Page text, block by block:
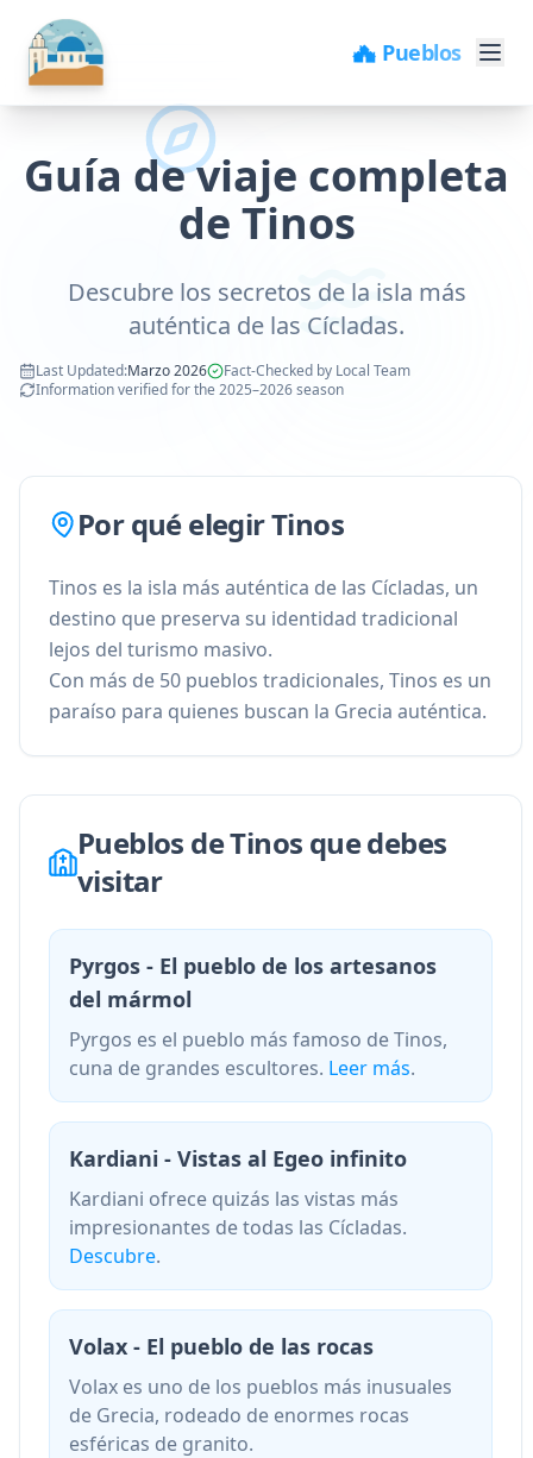
Guía de viaje completa
de Tinos
Descubre los secretos de la isla más
auténtica de las Cícladas.
Last Updated:Marzo 2026
Fact-Checked by Local Team
Information verified for the 2025–2026 season
Por qué elegir Tinos
Tinos es la isla más auténtica de las Cícladas, un
destino que preserva su identidad tradicional
lejos del turismo masivo.
Con más de 50 pueblos tradicionales, Tinos es un
paraíso para quienes buscan la Grecia auténtica.
Pueblos de Tinos que debes
visitar
Pyrgos - El pueblo de los artesanos
del mármol
Pyrgos es el pueblo más famoso de Tinos,
cuna de grandes escultores. Leer más.
Kardiani - Vistas al Egeo infinito
Kardiani ofrece quizás las vistas más
impresionantes de todas las Cícladas.
Descubre.
Volax - El pueblo de las rocas
Volax es uno de los pueblos más inusuales
de Grecia, rodeado de enormes rocas
esféricas de granito.